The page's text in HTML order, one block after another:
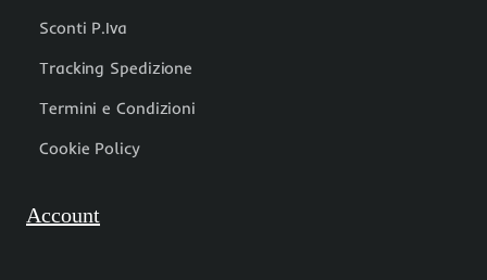
Sconti P.Iva
Tracking Spedizione
Termini e Condizioni
Cookie Policy
Account